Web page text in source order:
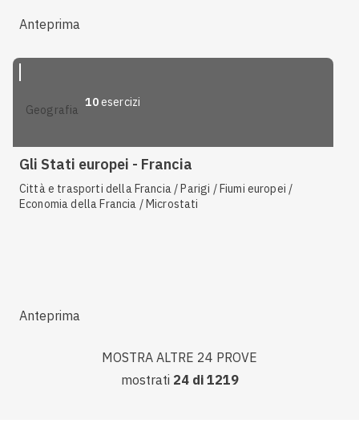
Anteprima
geografia
10esercizi
Gli Stati europei - Francia
Città e trasporti della Francia / Parigi / Fiumi europei /
Economia della Francia / Microstati
Anteprima
MOSTRA ALTRE 24 PROVE
mostrati 24di 1219